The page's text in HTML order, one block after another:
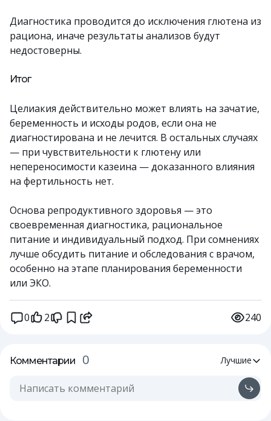
Диагностика проводится до исключения глютена из
рациона, иначе результаты анализов будут
недостоверны.
Итог
Целиакия действительно может влиять на зачатие,
беременность и исходы родов, если она не
диагностирована и не лечится. В остальных случаях
— при чувствительности к глютену или
непереносимости казеина — доказанного влияния
на фертильность нет.
Основа репродуктивного здоровья — это
своевременная диагностика, рациональное
питание и индивидуальный подход. При сомнениях
лучше обсудить питание и обследования с врачом,
особенно на этапе планирования беременности
или ЭКО.
0 2 240
Комментарии 0 Лучшие